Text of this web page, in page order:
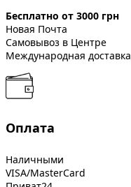
Бесплатно от 3000 грн
Новая Почта
Самовывоз в Центре
Международная доставка
Оплата
Наличными
VISA/MasterCard